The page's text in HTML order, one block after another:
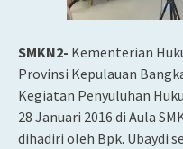
SMKN2- Kementerian
Provinsi Kepulauan
Kegiatan Penyuluhan
28 Januari 2016 di Aula
dihadiri oleh Bpk. Ubaydi